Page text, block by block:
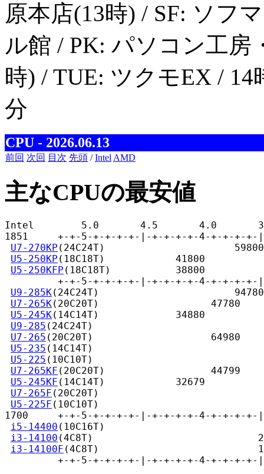
原本店(13時) / SF: ソフ
ル館 / PK: パソコン工房
時) / TUE: ツクモEX /
分
CPU - 2026.06.13
前回 次回 目次 先頭 /Intel AMD
主なCPUの最安値
Intel        5.0       4.5       4.0
1851     +-+-5-+-+-+-+-|-+-+-+-+-4-+-+-+-+-|-
U7-270KP (24C24T)                      59800
U5-250KP (18C18T)            41800
U5-250KFP (18C18T)           38800
+-+-5-+-+-+-+-|-+-+-+-+-4-+-+-+-
U9-285K(24C24T)                       94780
U7-265K(20C20T)                   47780
U5-245K(14C14T)             34880
U9-285 (24C24T)
U7-265 (20C20T)                    64980
U5-235 (14C14T)
U5-225 (10C10T)
U7-265KF (20C20T)                  44799
U5-245KF (14C14T)            32679
U7-265F (20C20T)
U5-225F (10C10T)
1700     +-+-5-+-+-+-+-|-+-+-+-+-4-+-+-+-+-|-
i5-14400 (10C16T)
i3-14100 (4C8T)
i3-14100F (4C8T)
+-+-5-+-+-+-+-|-+-+-+-+-4-+-+-+-